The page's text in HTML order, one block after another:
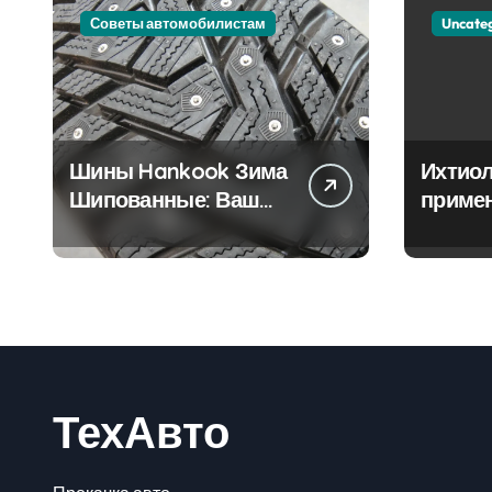
Советы автомобилистам
Шины Hankook Зима
Шипованные: Ваш
Надежный Партнёр
на Снежных Дорогах
ТехАвто